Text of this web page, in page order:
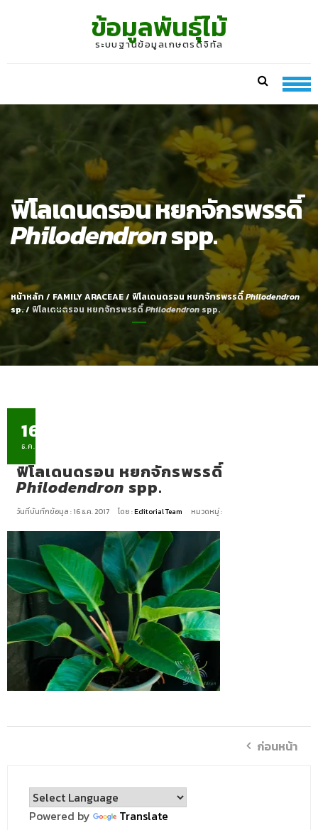
ข้อมูลพันธุ์ไม้
ระบบฐานข้อมูลเกษตรดิจิทัล
ฟิโลเดนดรอน หยกจักรพรรดิ์
Philodendronspp.
หน้าหลัก / FAMILY ARACEAE/ ฟิโลเดนดรอน หยกจักรพรรดิ์Philodendron
sp./ ฟิโลเดนดรอน หยกจักรพรรดิ์ Philodendron spp.
16
ธ.ค.
ฟิโลเดนดรอน หยกจักรพรรดิ์
Philodendron spp.
วันที่บันทึกข้อมูล : 16 ธ.ค. 2017 โดย :Editorial Team หมวดหมู่ :
ก่อนหน้า
Powered by Translate